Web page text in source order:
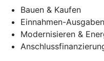
Bauen & Kaufen
Einnahmen-
Modernisieren &